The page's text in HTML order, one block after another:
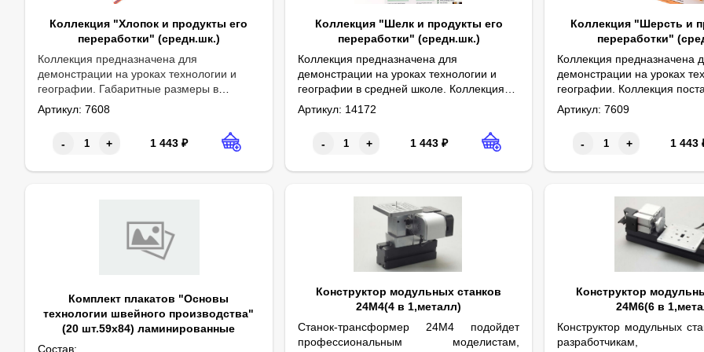
Коллекция "Хлопок и продукты его
переработки" (средн.шк.)
Коллекция предназначена для
демонстрации на уроках технологии и
географии. Габаритные размеры в
упаковке (дл.*шир.*выс.), см: 30,5*22*3.
Вес, кг, не более 0,2. Коллекция
Образцы хлопка, пряжи, нитей и тканей
Артикул:7608
- + 1 443 ₽
Коллекция "Шелк и продукты его
переработки" (средн.шк.)
Коллекция предназначена для
демонстрации на уроках технологии и
географии в средней школе. Коллекция
поставляется в картонной коробке.
Образцы коконов, пряжи, нитей и тканей
ламинированных планшетах и
Габаритные размеры в упаковке: 30,5х22х3 см. Вес не более 0,2 кг.
Артикул: 14172
- + 1 443₽
Коллекция "Шерсть и
переработки"
Коллекция предназначена
демонстрации на уроках
географии. Коллекция
картонной коробке.
Образцы шерсти, ровницы,
Сопровождается схемой,
Габаритные размеры в
Артикул:7609
- + 1 443
Комплект плакатов "Основы
технологии швейного производства"
(20 шт.59х84) ламинированные
Состав:
Конструктор модульных станков
24М4(4 в 1,металл)
Станок-трансформер 24М4 подойдет
профессиональным моделистам,
Конструктор
24М6(6 в
Конструктор модульных
разработчикам,